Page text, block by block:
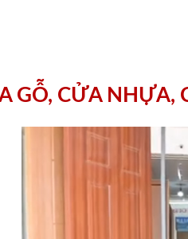
GỖ, CỬA NHỰA,